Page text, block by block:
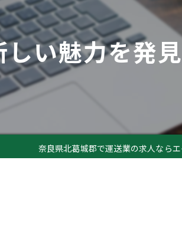
い魅力を発
奈良県北葛城郡で運送業の求人なら